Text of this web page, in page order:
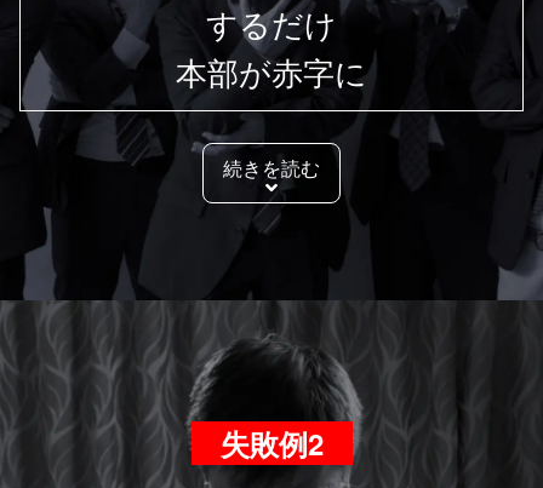
するだけ
本部が赤字に
続きを読む
失敗例2